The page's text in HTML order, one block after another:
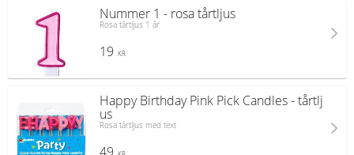
Nummer 1 - rosa tårtljus
Rosa tårtljus 1 år
19 KR
Happy Birthday Pink Pick Candles - tårtlj
us
Rosa tårtljus med text